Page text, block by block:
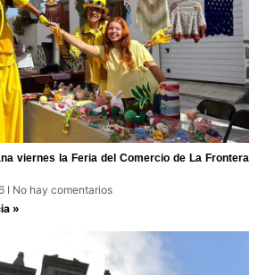
viernes la Feria del Comercio de La Frontera
No hay comentarios
»